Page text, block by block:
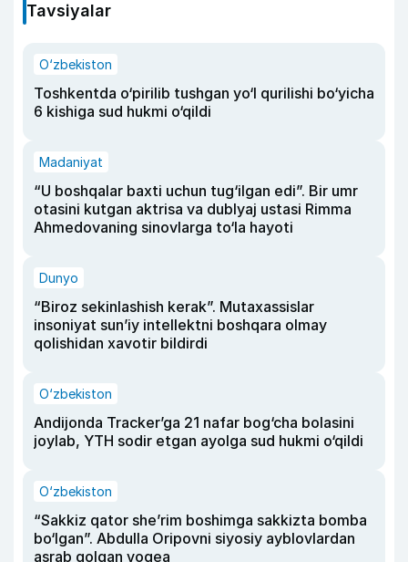
Tavsiyalar
O‘zbekiston
Toshkentda o‘pirilib tushgan yo‘l qurilishi bo‘yicha
6 kishiga sud hukmi o‘qildi
Madaniyat
“U boshqalar baxti uchun tug‘ilgan edi”. Bir umr
otasini kutgan aktrisa va dublyaj ustasi Rimma
Ahmedovaning sinovlarga to‘la hayoti
Dunyo
“Biroz sekinlashish kerak”. Mutaxassislar
insoniyat sun’iy intellektni boshqara olmay
qolishidan xavotir bildirdi
O‘zbekiston
Andijonda Tracker’ga 21 nafar bog‘cha bolasini
joylab, YTH sodir etgan ayolga sud hukmi o‘qildi
O‘zbekiston
“Sakkiz qator she’rim boshimga sakkizta bomba
bo‘lgan”. Abdulla Oripovni siyosiy ayblovlardan
asrab qolgan voqea